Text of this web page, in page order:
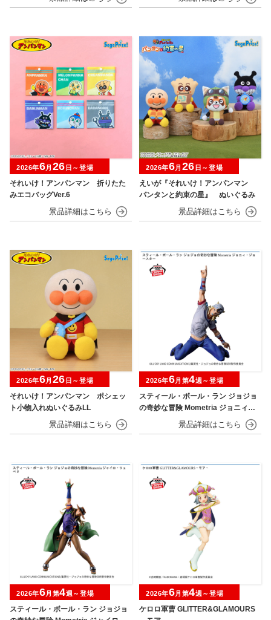
それいけ！アンパンマン 折りたた
みエコバッグVer.6
2026年6月 26 日～登場
えいが『それいけ！アンパンマン
パンタンと約束の星』 ぬいぐるみ
2026年6月 26 日～登場
それいけ！アンパンマン ポシェッ
ト小物入れぬいぐるみLL
2026年6月 26 日～登場
スティール・ボール・ラン ジョジョ
の奇妙な冒険 Mometria ジョニィ・
ジョースター
2026年6月第4週～登場
スティール・ボール・ラン ジョジョ
2026年6月第4週～登場
ケロロ軍曹 GLITTER&GLAMOURS
2026年6月第4週～登場